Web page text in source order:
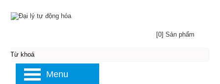
[0] Sản phẩm
Menu